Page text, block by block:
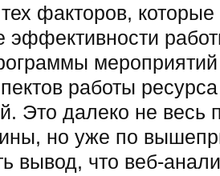
факторов,
эффективности
работы
Это далеко не весь
но уже по
вывод, что веб-